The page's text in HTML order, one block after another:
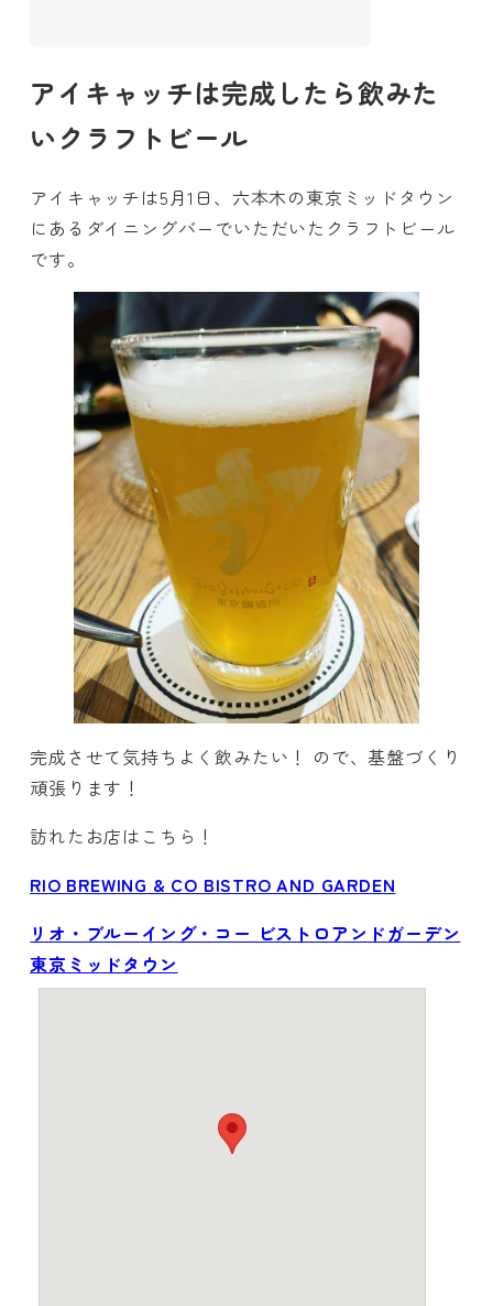
アイキャッチは完成したら飲みた
いクラフトビール
アイキャッチは5月1日、六本木の東京ミッドタウン
にあるダイニングバーでいただいたクラフトビール
です。
完成させて気持ちよく飲みたい！ ので、基盤づくり
頑張ります！
訪れたお店はこちら！
RIO BREWING & CO BISTRO AND GARDEN
リオ・ブルーイング・コー ビストロアンドガーデン
東京ミッドタウン